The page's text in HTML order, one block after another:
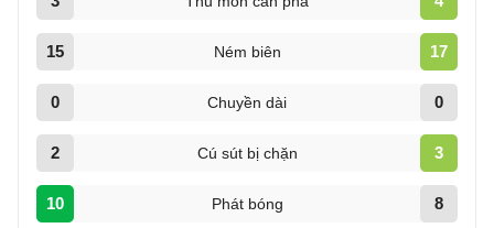
15 Ném biên 17
0 Chuyền dài 0
2 Cú sút bị chặn 3
10 Phát bóng 8